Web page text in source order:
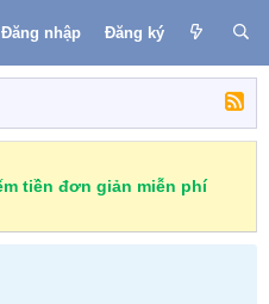
Đăng nhập Đăng ký
tiền đơn giản miễn phí